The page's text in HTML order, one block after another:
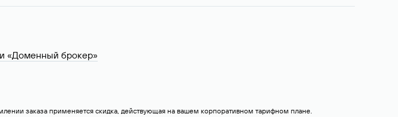
«Доменный брокер»
заказа применяется скидка, действующая на вашем корпоративном тарифном плане.